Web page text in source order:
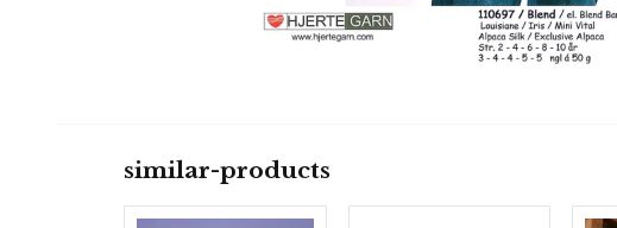
similar-products